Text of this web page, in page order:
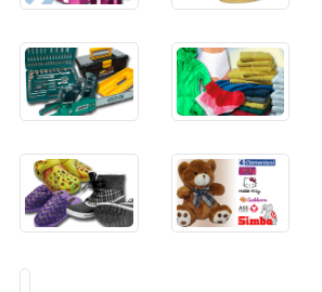
Heimwerker­
bedarf
Klein­
textilien
Schuhe
Spiel­
waren